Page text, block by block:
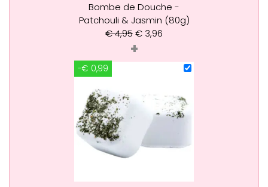
Bombe de Douche -
Patchouli & Jasmin (80g)
€4,95€ 3,96
+
-€ 0,99